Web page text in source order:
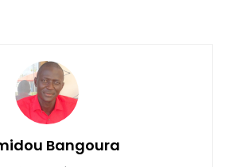
Bangoura